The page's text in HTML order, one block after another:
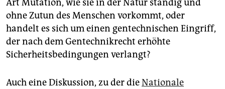
Art Mutation, wie sie in der Natur ständig und
ohne Zutun des Menschen vorkommt, oder
handelt es sich um einen gentechnischen Eingriff,
der nach dem Gentechnikrecht erhöhte
Sicherheitsbedingungen verlangt?
Auch eine Diskussion, zu der dieNationale